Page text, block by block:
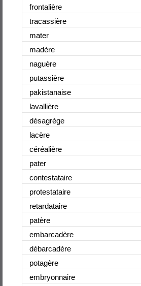
frontalière
tracassière
mater
madère
naguère
putassière
pakistanaise
lavallière
désagrège
lacère
céréalière
pater
contestataire
protestataire
retardataire
patère
embarcadère
débarcadère
potagère
embryonnaire